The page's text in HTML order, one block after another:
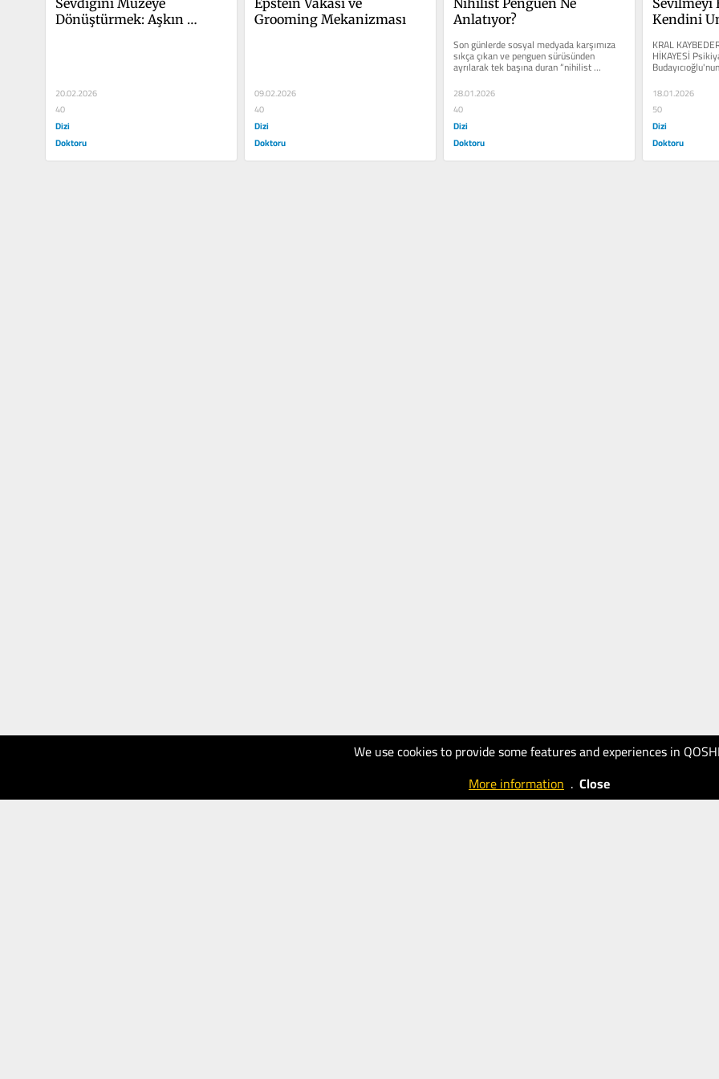
We use cookies to provide some features and experiences in
More information . Close
Dönüştürmek: Aşkın
20.02.2026
40
Dizi
Doktoru
Grooming Mekanizması
09.02.2026
40
Dizi
Doktoru
Anlatıyor?
Son günlerde sosyal medyada karşımıza
sıkça çıkan ve penguen sürüsünden
ayrılarak tek başına duran “nihilist
penguen”, ilk bakışta...
28.01.2026
40
Dizi
Doktoru
Kendini
KRAL
HİKAYESİ
uyarlanan,
18.01.2026
50
Dizi
Doktoru